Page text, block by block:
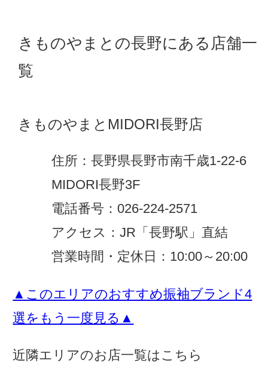
きものやまとの長野にある店舗一
覧
きものやまとMIDORI長野店
住所：長野県長野市南千歳1-22-6
MIDORI長野3F
電話番号：026-224-2571
アクセス：JR「長野駅」直結
営業時間・定休日：10:00～20:00
▲このエリアのおすすめ振袖ブランド4
選をもう一度見る▲
近隣エリアのお店一覧はこちら